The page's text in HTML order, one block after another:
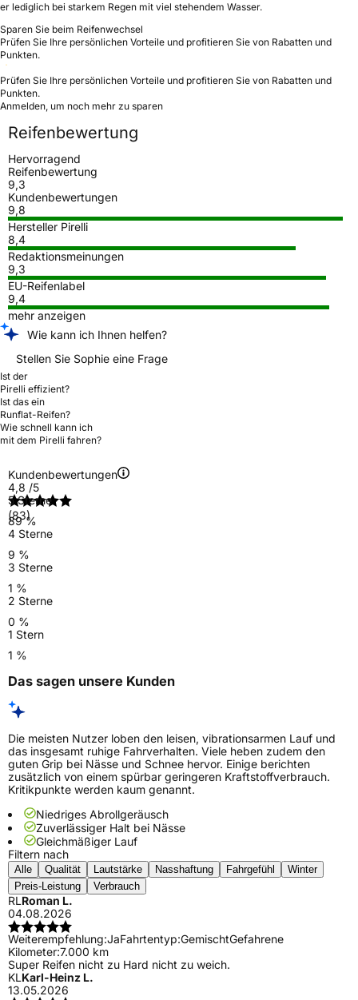
er lediglich bei starkem Regen mit viel stehendem Wasser.
Sparen Sie beim Reifenwechsel
Prüfen Sie Ihre persönlichen Vorteile und profitieren Sie von Rabatten und
Punkten.
Prüfen Sie Ihre persönlichen Vorteile und profitieren Sie von Rabatten und
Punkten.
Anmelden, um noch mehr zu sparen
Reifenbewertung
Hervorragend
Reifenbewertung
9,3
Kundenbewertungen
9,8
Hersteller Pirelli
8,4
Redaktionsmeinungen
9,3
EU-Reifenlabel
9,4
mehr anzeigen
Wie kann ich Ihnen helfen?
Stellen Sie Sophie eine Frage
Ist der
Pirelli effizient?
Ist das ein
Runflat-Reifen?
Wie schnell kann ich
mit dem Pirelli fahren?
Kundenbewertungen
4,8 /5
(83)
5 Sterne
89 %
4 Sterne
9 %
3 Sterne
1 %
2 Sterne
0 %
1 Stern
1 %
Das sagen unsere Kunden
Die meisten Nutzer loben den leisen, vibrationsarmen Lauf und
das insgesamt ruhige Fahrverhalten. Viele heben zudem den
guten Grip bei Nässe und Schnee hervor. Einige berichten
zusätzlich von einem spürbar geringeren Kraftstoffverbrauch.
Kritikpunkte werden kaum genannt.
Niedriges Abrollgeräusch
Zuverlässiger Halt bei Nässe
Gleichmäßiger Lauf
Filtern nach
Alle Qualität Lautstärke Nasshaftung Fahrgefühl
Winter
Preis-Leistung
Verbrauch
RLRoman L.
04.08.2026
Weiterempfehlung:JaFahrtentyp:GemischtGefahrene
Kilometer:7.000 km
Super Reifen nicht zu Hard nicht zu weich.
KLKarl-Heinz L.
13.05.2026